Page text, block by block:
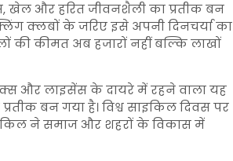
खेल और हरित जीवनशैली का प्रतीक बन
क्लबों के जरिए इसे अपनी दिनचर्या का
की कीमत अब हजारों नहीं बल्कि लाखों
और लाइसेंस के दायरे में रहने वाला यह
बन गया है। विश्व साइकिल दिवस पर
ने समाज और शहरों के विकास में